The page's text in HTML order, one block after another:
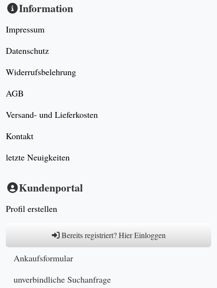
Information
Impressum
Datenschutz
Widerrufsbelehrung
AGB
Versand- und Lieferkosten
Kontakt
letzte Neuigkeiten
Kundenportal
Profil erstellen
Bereits registriert? Hier Einloggen
Ankaufsformular
unverbindliche Suchanfrage